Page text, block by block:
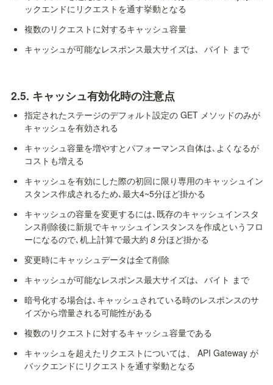
ックエンドにリクエストを通す挙動となる
複数のリクエストに対するキャッシュ容量
キャッシュが可能なレスポンス最大サイズは､ バイト まで
2.5. キャッシュ有効化時の注意点
指定されたステージのデフォルト設定の GET メソッドのみが
キャッシュを有効される
キャッシュ容量を増やすとパフォーマンス自体は､よくなるが
コストも増える
キャッシュを有効にした際の初回に限り専用のキャッシュイン
スタンス作成されるため､最大4~5分ほど掛かる
キャッシュの容量を変更するには､既存のキャッシュインスタ
ンス削除後に新規でキャッシュインスタンスを作成というフロ
ーになるので､机上計算で最大約 8 分ほど掛かる
変更時にキャッシュデータは全て削除
キャッシュが可能なレスポンス最大サイズは､ バイト まで
暗号化する場合は､キャッシュされている時のレスポンスのサ
イズから増量される可能性がある
複数のリクエストに対するキャッシュ容量である
キャッシュを超えたリクエストについては、 API Gateway が
バックエンドにリクエストを通す挙動となる